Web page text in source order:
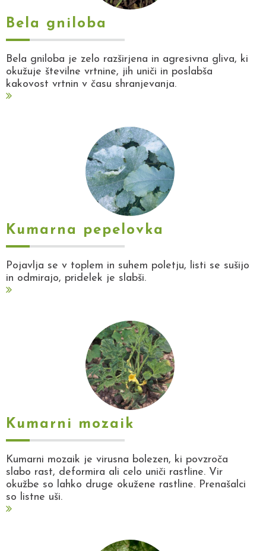
Bela gniloba
Bela gniloba je zelo razširjena in agresivna gliva, ki
okužuje številne vrtnine, jih uniči in poslabša
kakovost vrtnin v času shranjevanja.
Kumarna pepelovka
Pojavlja se v toplem in suhem poletju, listi se sušijo
in odmirajo, pridelek je slabši.
Kumarni mozaik
Kumarni mozaik je virusna bolezen, ki povzroča
slabo rast, deformira ali celo uniči rastline. Vir
okužbe so lahko druge okužene rastline. Prenašalci
so listne uši.